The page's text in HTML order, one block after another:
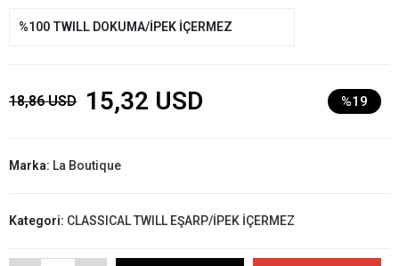
%100 TWILL DOKUMA/İPEK İÇERMEZ
18,86 USD 15,32 USD %19
Marka: La Boutique
Kategori: CLASSICAL TWILL EŞARP/İPEK İÇERMEZ